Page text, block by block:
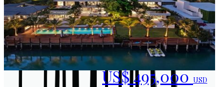
US$ 495,000USD